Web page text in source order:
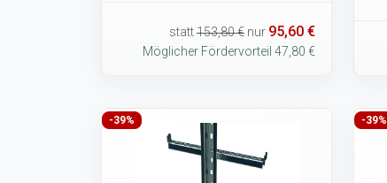
statt153,80 € nur 95,60 €
Möglicher Fördervorteil 47,80 €
-39% -39%